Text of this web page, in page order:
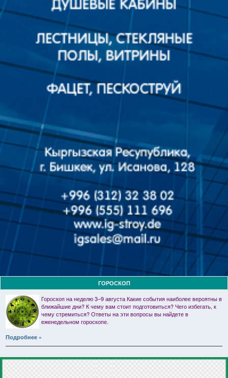
ГОРОСКОП
Гороскоп на неделю 3–9 августа Какие события наиболее вероятны в
ближайшие дни? К чему вам стоит подготовиться? Чего избегать, к
чему стремиться? Ответы на эти вопросы вы найдете в
еженедельном гороскопе.
Подробнее »